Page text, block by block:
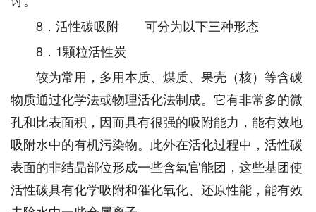
8．活性碳吸附 可分为以下三种形态
8．1颗粒活性炭
较为常用，多用本质、煤质、果壳（核）等含碳
物质通过化学法或物理活化法制成。它有非常多的微
孔和比表面积，因而具有很强的吸附能力，能有效地
吸附水中的有机污染物。此外在活化过程中，活性碳
表面的非结晶部位形成一些含氧官能团，这些基团使
活性碳具有化学吸附和催化氧化、还原性能，能有效